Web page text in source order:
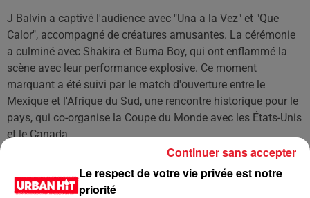
J Balvin a captivé l'audience avec "Una a la Vez" et "Que
Calor", accompagné de créatures amusantes. La cérémonie
a culminé avec Shakira et Burna Boy, qui ont enflammé la
scène avec leur performance explosive. Ce moment
marquant a été suivi par le match d'ouverture entre le
Mexique et l'Afrique du Sud, une rencontre historique pour le
pays, qui co-organise la Coupe du Monde avec les États-Unis
et le Canada.
LES DERNIÈRES NEWS Voir plus
Le respect de votre vie privée est notre
priorité
Continuer sans accepter